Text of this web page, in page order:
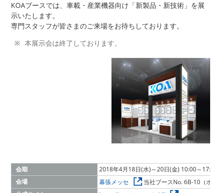
KOAブースでは、車載・産業機器向け「新製品・新技術」を展
示いたします。
専門スタッフが皆さまのご来場をお待ちしております。
本展示会は終了しております。
会期
2018年4月18日(水)～20日(金) 10:00～17:00
会場
幕張メッセ
当社ブースNo. 6B-10（ホー